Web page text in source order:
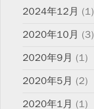
2024年12月 (1)
2020年10月 (3)
2020年9月 (1)
2020年5月 (2)
2020年1月 (1)